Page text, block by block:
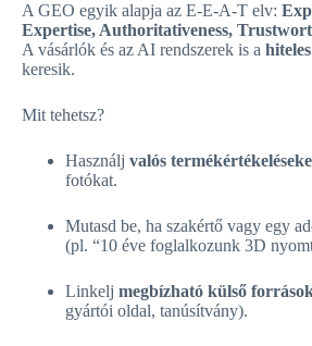
A GEO egyik alapja az E-E-A-T elv:
Expertise, Authoritativeness,
A vásárlók és az AI rendszerek is a
keresik.
Mit tehetsz?
Használj valós
fotókat.
Mutasd be, ha szakértő vagy egy
(pl. “10 éve foglalkozunk 3D
Linkelj megbízható külső
gyártói oldal, tanúsítvány).